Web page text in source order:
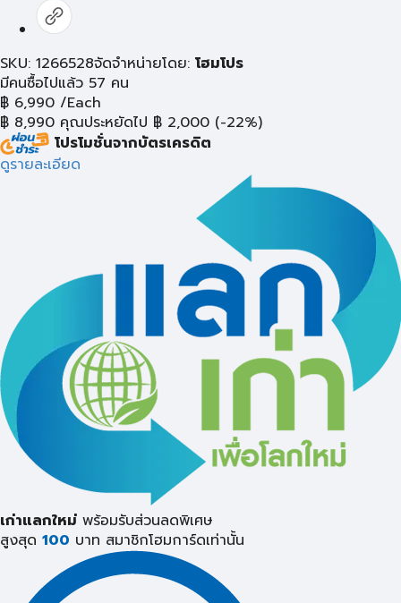
SKU: 1266528จัดจำหน่ายโดย: โฮมโปร
มีคนซื้อไปแล้ว 57 คน
฿ 6,990 /Each
฿ 8,990 คุณประหยัดไป ฿ 2,000 (-22%)
โปรโมชั่นจากบัตรเครดิต
ดูรายละเอียด
เก่าแลกใหม่ พร้อมรับส่วนลดพิเศษ
สูงสุด 100 บาท สมาชิกโฮมการ์ดเท่านั้น